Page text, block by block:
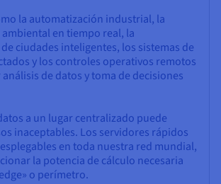
la automatización industrial, la
en tiempo real, la
ciudades inteligentes, los sistemas de
y los controles operativos remotos
de datos y toma de decisiones
a un lugar centralizado puede
inaceptables. Los servidores rápidos
en toda nuestra red mundial,
la potencia de cálculo necesaria
o perímetro.